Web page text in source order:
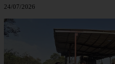
24/07/2026